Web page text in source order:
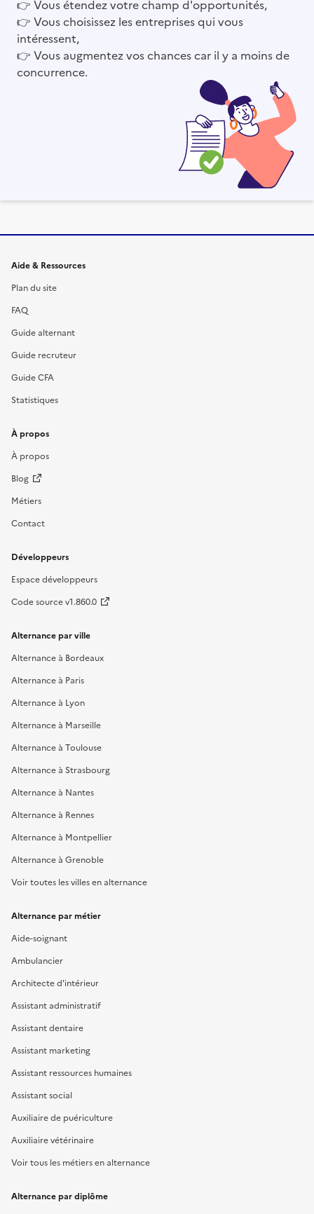
👉 Vous étendez votre champ d'opportunités,
👉 Vous choisissez les entreprises qui vous
intéressent,
👉 Vous augmentez vos chances car il y a moins de
concurrence.
Informations et liens du site
Aide & Ressources
Plan du site
FAQ
Guide alternant
Guide recruteur
Guide CFA
Statistiques
À propos
À propos
Blog
Métiers
Contact
Développeurs
Espace développeurs
Code source v1.860.0
Alternance par ville
Alternance à Bordeaux
Alternance à Paris
Alternance à Lyon
Alternance à Marseille
Alternance à Toulouse
Alternance à Strasbourg
Alternance à Nantes
Alternance à Rennes
Alternance à Montpellier
Alternance à Grenoble
Voir toutes les villes en alternance
Alternance par métier
Aide-soignant
Ambulancier
Architecte d'intérieur
Assistant administratif
Assistant dentaire
Assistant marketing
Assistant ressources humaines
Assistant social
Auxiliaire de puériculture
Auxiliaire vétérinaire
Voir tous les métiers en alternance
Alternance par diplôme